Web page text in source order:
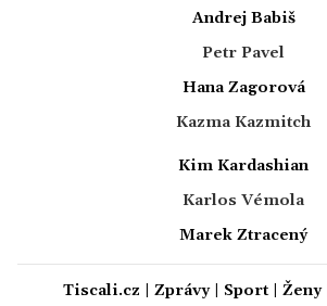
Andrej Babiš
Petr Pavel
Hana Zagorová
Kazma Kazmitch
Kim Kardashian
Karlos Vémola
Marek Ztracený
Tiscali.cz Zprávy| Sport| Ženy|